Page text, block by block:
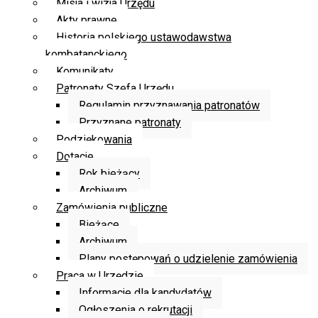
Misja i wizja Urzędu
Akty prawne
Historia polskiego ustawodawstwa
kombatanckiego
Komunikaty
Patronaty Szefa Urzędu
Regulamin przyznawania patronatów
Przyznane patronaty
Podziękowania
Dotacje
Rok bieżący
Archiwum
Zamówienia publiczne
Bieżące
Archiwum
Plany postępowań o udzielenie zamówienia
Praca w Urzędzie
Informacje dla kandydatów
Ogłoszenia o rekrutacji